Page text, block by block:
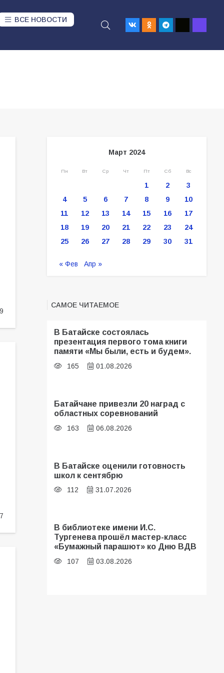
ВСЕ НОВОСТИ
Март 2024
Пн Вт Ср Чт Пт Сб Вс
1 2
3
4
5 6 7 8 9
10
11
12 13 14 15 16
17
18
19 20 21 22 23
24
25
26 27 28 29 30 31
« Фев Апр »
САМОЕ ЧИТАЕМОЕ
В Батайске состоялась
презентация первого тома книги
памяти «Мы были, есть и будем».
165 01.08.2026
Батайчане привезли 20 наград с
областных соревнований
163 06.08.2026
В Батайске оценили готовность
школ к сентябрю
112 31.07.2026
В библиотеке имени И.С.
Тургенева прошёл мастер-класс
«Бумажный парашют» ко Дню ВДВ
107 03.08.2026